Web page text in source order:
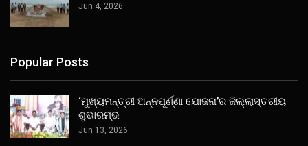
Jun 4, 2026
Popular Posts
‘ମୁଖ୍ୟମନ୍ତ୍ରୀ ଅନ୍ନପୂର୍ଣ୍ଣା ଯୋଜନା’ର ଜିଲ୍ଲାସ୍ତରୀୟ
ଶୁଭାରମ୍ଭ
Jun 13, 2026